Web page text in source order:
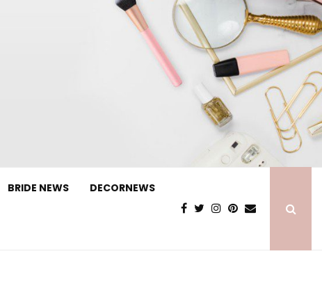
BRIDE NEWS DECORNEWS